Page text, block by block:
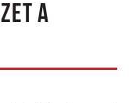
A